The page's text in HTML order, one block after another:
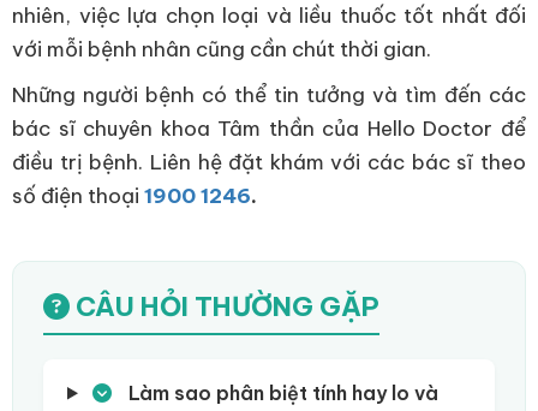
nhiên, việc lựa chọn loại và liều thuốc tốt nhất đối
với mỗi bệnh nhân cũng cần chút thời gian.
Những người bệnh có thể tin tưởng và tìm đến các
bác sĩ chuyên khoa Tâm thần của Hello Doctor để
điều trị bệnh. Liên hệ đặt khám với các bác sĩ theo
số điện thoại 1900 1246.
CÂU HỎI THƯỜNG GẶP
Làm sao phân biệt tính hay lo và